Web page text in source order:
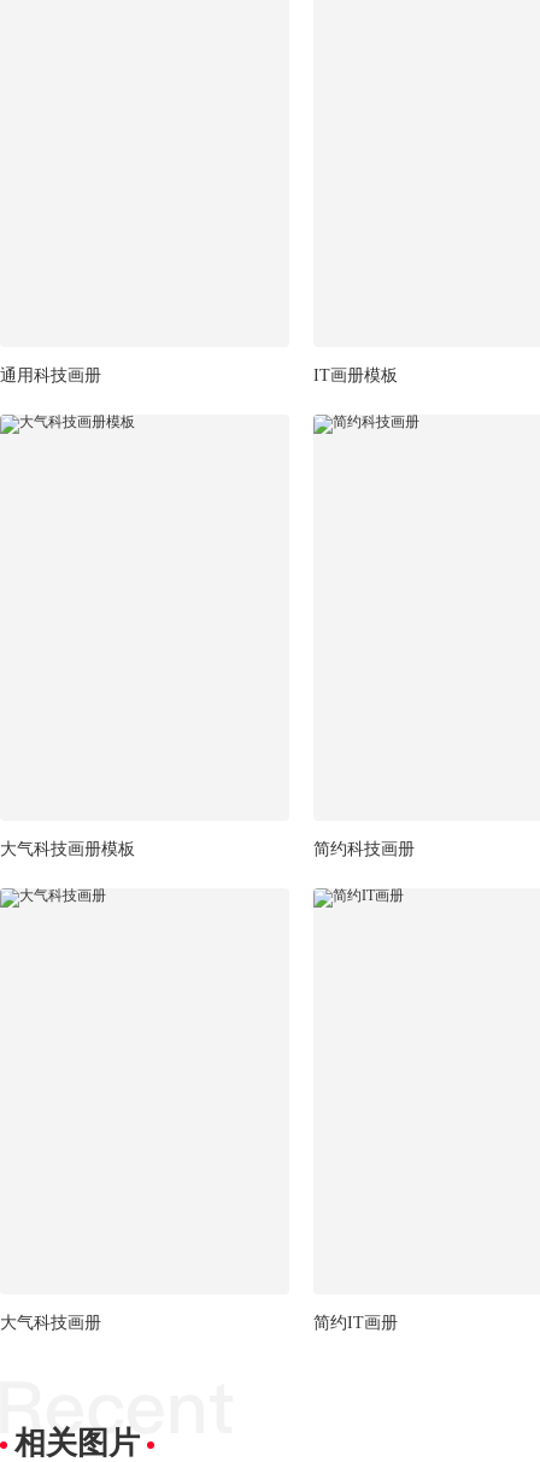
通用科技画册 IT画册模板
大气科技画册模板 简约科技画册
大气科技画册 简约IT画册
相关图片